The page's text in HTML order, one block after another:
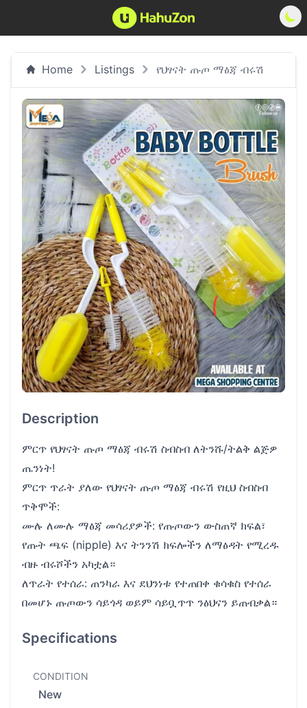
Home Listings የህፃናት ጡጦ ማፅጃ ብሩሽ
Description
ምርጥ የህፃናት ጡጦ ማፅጃ ብሩሽ ስብስብ ​ለትንሹ/ትልቅ ልጅዎ
ጤንነት!
ምርጥ ጥራት ያለው የህፃናት ጡጦ ማፅጃ ብሩሽ የዚህ ስብስብ
ጥቅሞች:
​ሙሉ ለሙሉ ማፅጃ መሳሪያዎች: የጡጦውን ውስጠኛ ክፍል፣
የጡት ጫፍ (nipple) እና ትንንሽ ክፍሎችን ለማፅዳት የሚረዱ
ብዙ ብሩሾችን አካቷል።
​ለጥራት የተሰራ: ጠንካራ እና ደህንነቱ የተጠበቀ ቁሳቁስ የተሰራ
በመሆኑ ጡጦውን ሳይጎዳ ወይም ሳይቧጥጥ ንፅህናን ይጠብቃል።
Specifications
CONDITION
New